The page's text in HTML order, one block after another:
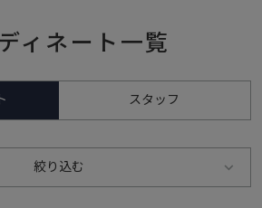
ィネート一覧
スタッフ
絞り込む